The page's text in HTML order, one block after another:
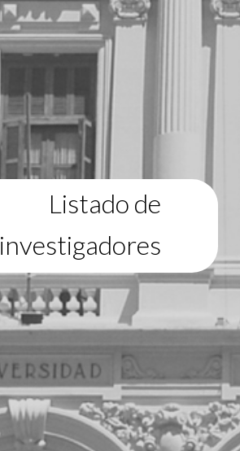
Informática
Matemática
Listado de
investigadores